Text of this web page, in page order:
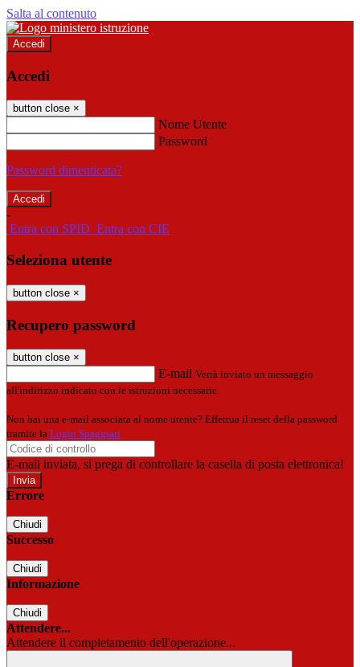
Salta al contenuto
Accedi
Accedi
button close ×
Nome Utente
Password
Password dimenticata?
-
Entra con SPID Entra con CIE
Seleziona utente
button close ×
Recupero password
button close ×
E-mail Verrà inviato un messaggio
all'indirizzo indicato con le istruzioni necessarie.
Non hai una e-mail associata al nome utente? Effettua il reset della password
tramite la Login Spaggiari
E-mail inviata, si prega di controllare la casella di posta elettronica!
Errore
Chiudi
Successo
Chiudi
Informazione
Chiudi
Attendere...
Attendere il completamento dell'operazione...